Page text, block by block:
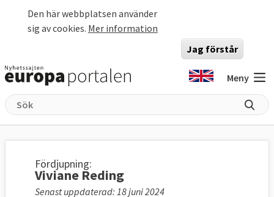
Den här webbplatsen använder
sig av cookies. Mer information
Jag förstår
Meny
Fördjupning:
Viviane Reding
Senast uppdaterad: 18 juni 2024